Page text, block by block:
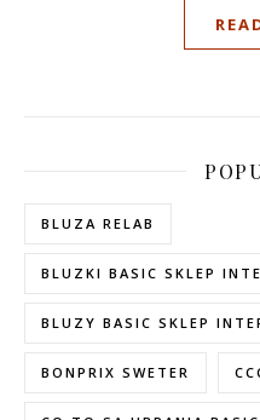
BLUZA RELAB
BLUZKI BASIC SKLEP
BLUZY BASIC SKLEP
BONPRIX SWETER